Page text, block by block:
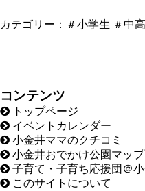
カテゴリー： ＃小学生 ＃中
コンテンツ
トップページ
イベントカレンダー
小金井ママのクチコミ
小金井おでかけ公園マップ
子育て・子育ち応援団＠
このサイトについて